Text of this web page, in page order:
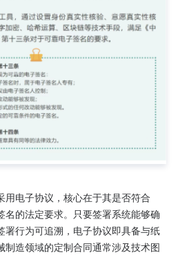
用电子协议，核心在于其是否符合
名的法定要求。只要签署系统能够确
署行为可追溯，电子协议即具备与纸
制造领域的定制合同通常涉及技术图